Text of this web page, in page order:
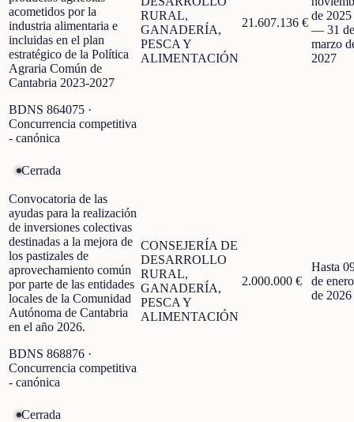
acometidos por la
industria alimentaria e
incluidas en el plan
estratégico de la Política
Agraria Común de
Cantabria 2023-2027
BDNS 864075 ·
Concurrencia competitiva
- canónica
RURAL,
GANADERÍA,
PESCA Y
ALIMENTACIÓN
21.607.136 €
de 2025
— 31 de
marzo
2027
Cerrada
Convocatoria de las
ayudas para la realización
de inversiones colectivas
destinadas a la mejora de
los pastizales de
aprovechamiento común
por parte de las entidades
locales de la Comunidad
Autónoma de Cantabria
en el año 2026.
BDNS 868876 ·
Concurrencia competitiva
- canónica
CONSEJERÍA DE
DESARROLLO
RURAL,
GANADERÍA,
PESCA Y
ALIMENTACIÓN
2.000.000 €
Hasta
de enero
de 2026
Cerrada